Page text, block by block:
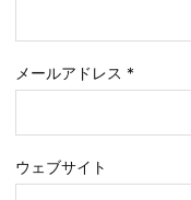
メールアドレス *
ウェブサイト